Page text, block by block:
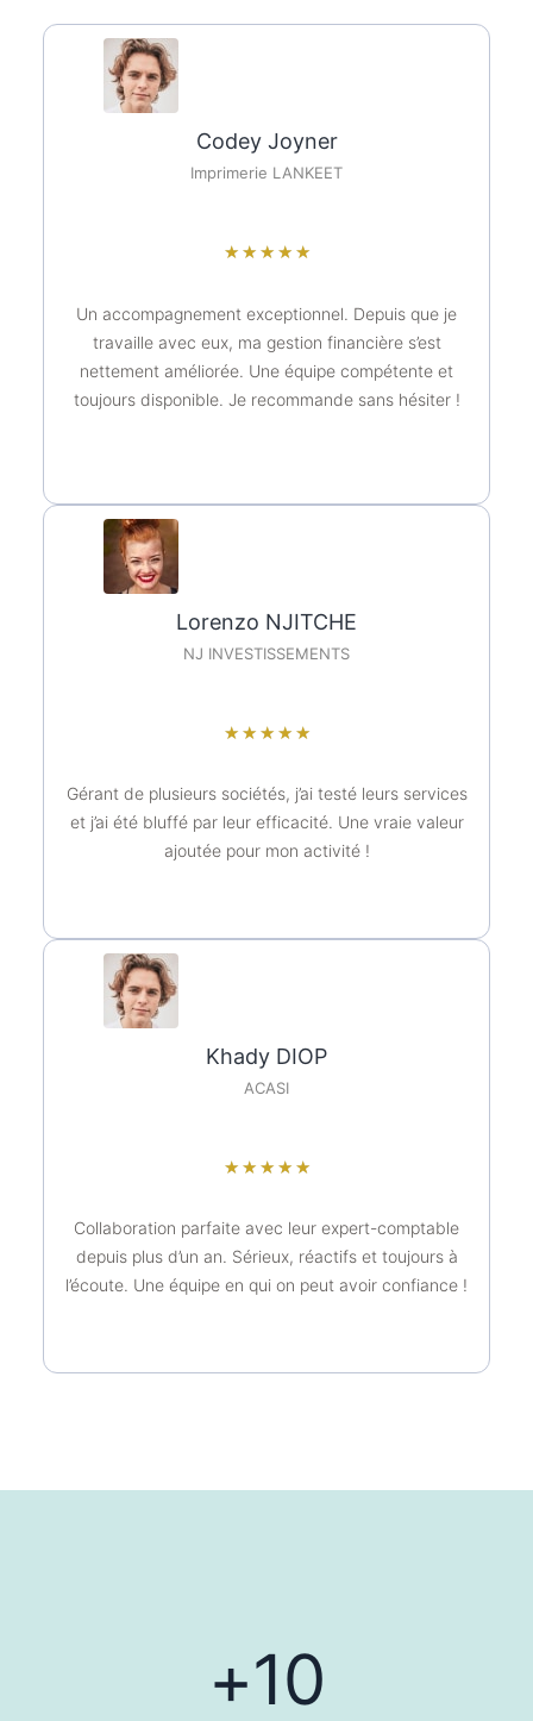
Codey Joyner
Imprimerie LANKEET
★ ★ ★ ★ ★
Un accompagnement exceptionnel. Depuis que je
travaille avec eux, ma gestion financière s’est
nettement améliorée. Une équipe compétente et
toujours disponible. Je recommande sans hésiter !
Lorenzo NJITCHE
NJ INVESTISSEMENTS
★ ★ ★ ★ ★
Gérant de plusieurs sociétés, j’ai testé leurs services
et j’ai été bluffé par leur efficacité. Une vraie valeur
ajoutée pour mon activité !
Khady DIOP
ACASI
★ ★ ★ ★ ★
Collaboration parfaite avec leur expert-comptable
depuis plus d’un an. Sérieux, réactifs et toujours à
l’écoute. Une équipe en qui on peut avoir confiance !
+10